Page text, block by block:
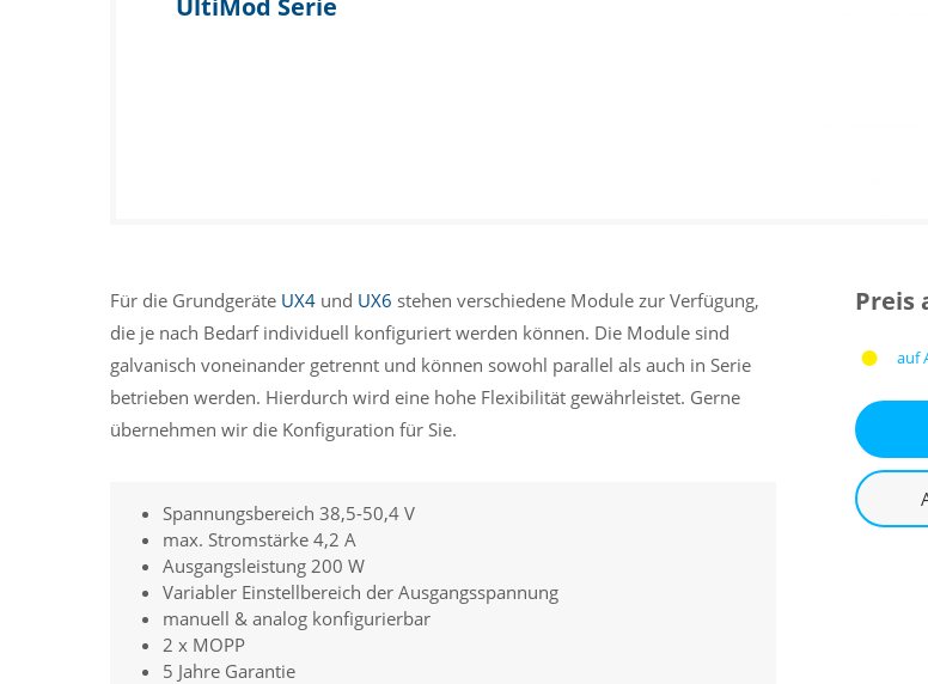
UltiMod Serie
Für die Grundgeräte UX4 und UX6 stehen verschiedene Module zur Verfügung,
die je nach Bedarf individuell konfiguriert werden können. Die Module sind
galvanisch voneinander getrennt und können sowohl parallel als auch in Serie
betrieben werden. Hierdurch wird eine hohe Flexibilität gewährleistet. Gerne
übernehmen wir die Konfiguration für Sie.
Spannungsbereich 38,5-50,4 V
max. Stromstärke 4,2 A
Ausgangsleistung 200 W
Variabler Einstellbereich der Ausgangsspannung
manuell & analog konfigurierbar
2 x MOPP
5 Jahre Garantie
Preis
auf